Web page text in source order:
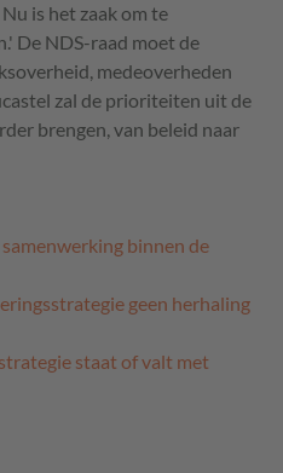
is het zaak om te
De NDS-raad moet de
medeoverheden
zal de prioriteiten uit de
brengen, van beleid naar
binnen de
geen herhaling
staat of valt met